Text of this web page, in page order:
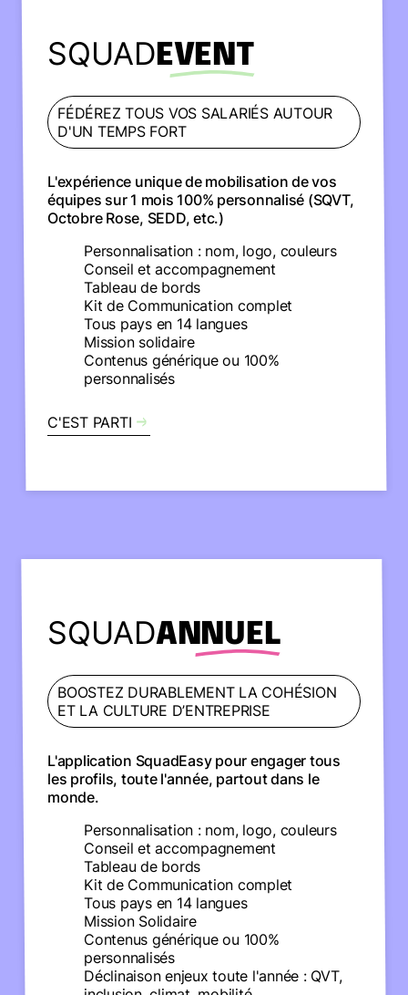
SQUAD EVENT
FÉDÉREZ TOUS VOS SALARIÉS AUTOUR
D'UN TEMPS FORT
L'expérience unique de mobilisation de vos
équipes sur 1 mois 100% personnalisé (SQVT,
Octobre Rose, SEDD, etc.)
Personnalisation : nom, logo, couleurs
Conseil et accompagnement
Tableau de bords
Kit de Communication complet
Tous pays en 14 langues
Mission solidaire
Contenus générique ou 100%
personnalisés
C'EST PARTI
SQUADANNUEL
BOOSTEZ DURABLEMENT LA COHÉSION
ET LA CULTURE D’ENTREPRISE
L'application SquadEasy pour engager tous
les profils, toute l'année, partout dans le
monde.
Personnalisation : nom, logo, couleurs
Conseil et accompagnement
Tableau de bords
Kit de Communication complet
Tous pays en 14 langues
Mission Solidaire
Contenus générique ou 100%
personnalisés
Déclinaison enjeux toute l'année : QVT,